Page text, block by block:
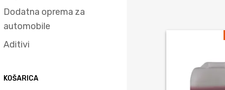
Dodatna oprema za
automobile
Aditivi
KOŠARICA